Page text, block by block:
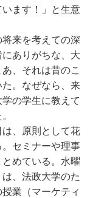
ます！」と生意
来を考えての深
ありがちな、大
、それは昔のこ
。なぜなら、来
の学生に教えて
、原則として花
セミナーや理事
めている。水曜
、法政大学のた
業（マーケティ